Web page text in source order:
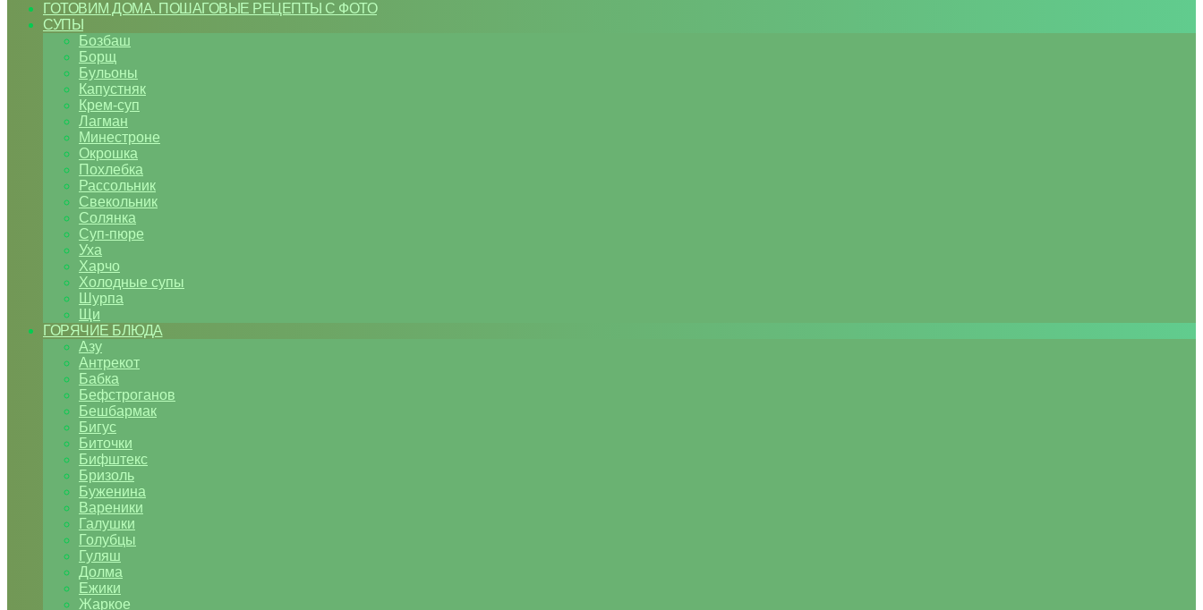
ГОТОВИМ ДОМА. ПОШАГОВЫЕ РЕЦЕПТЫ С ФОТО
СУПЫ
Бозбаш
Борщ
Бульоны
Капустняк
Крем-суп
Лагман
Минестроне
Окрошка
Похлебка
Рассольник
Свекольник
Солянка
Суп-пюре
Уха
Харчо
Холодные супы
Шурпа
Щи
ГОРЯЧИЕ БЛЮДА
Азу
Антрекот
Бабка
Бефстроганов
Бешбармак
Бигус
Биточки
Бифштекс
Бризоль
Буженина
Вареники
Галушки
Голубцы
Гуляш
Долма
Ежики
Жаркое